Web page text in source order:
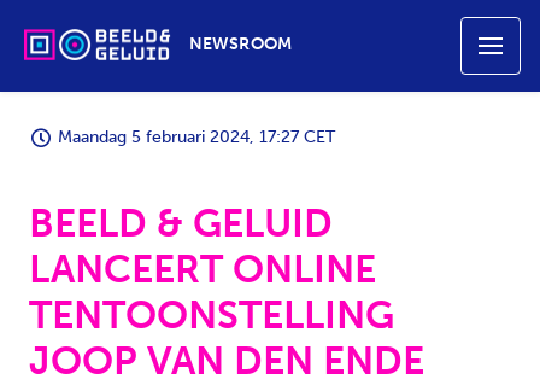
NEWSROOM
Maandag 5 februari 2024, 17:27 CET
BEELD & GELUID
LANCEERT ONLINE
TENTOONSTELLING
JOOP VAN DEN ENDE